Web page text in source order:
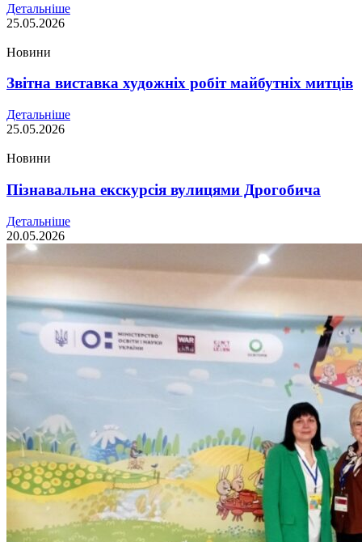
Детальніше
25.05.2026
Новини
Звітна виставка художніх робіт майбутніх митців
Детальніше
25.05.2026
Новини
Пізнавальна екскурсія вулицями Дрогобича
Детальніше
20.05.2026